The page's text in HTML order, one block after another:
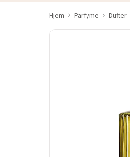
Hjem Parfyme Dufter